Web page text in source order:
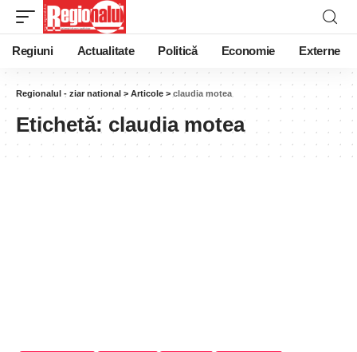
Regiuni Actualitate Politică Economie Externe
Regionalul - ziar national > Articole > claudia motea
Etichetă: claudia motea